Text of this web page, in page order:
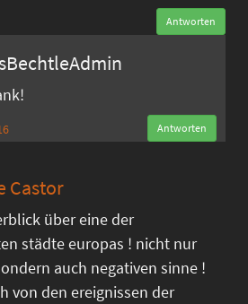
Antworten
Antworten
Castor
über eine der
städte europas ! nicht nur
auch negativen sinne !
von den ereignissen der